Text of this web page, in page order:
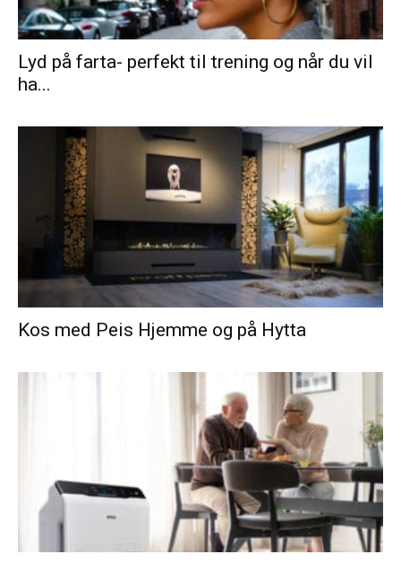
Lyd på farta- perfekt til trening og når du vil
ha...
Kos med Peis Hjemme og på Hytta